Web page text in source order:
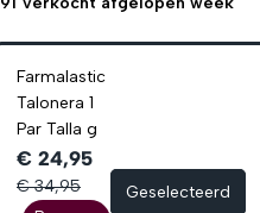
Farmalastic
Talonera 1
Par Talla g
€ 24,95
€ 34,95
Geselecteerd